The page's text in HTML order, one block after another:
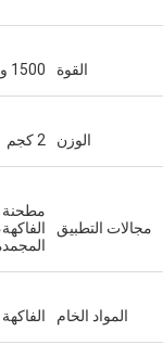
القوة 1500 واط
الوزن 2 كجم
مجالات التطبيق
مطحنة
المواد الخام